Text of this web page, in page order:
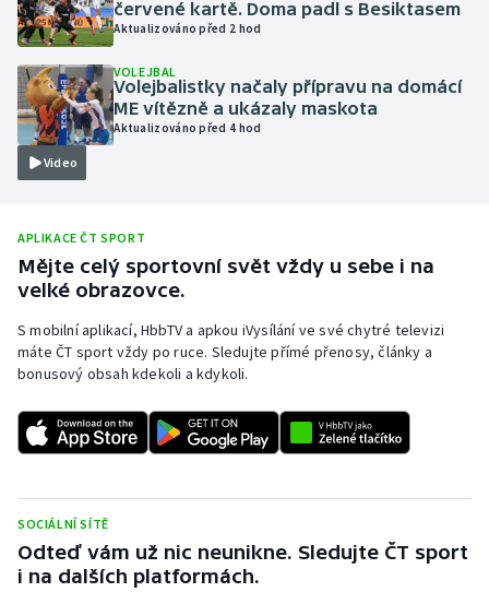
Parasport
Plavání
Ragby
Rychlobruslení
Rychlostní kanoistika
Short track
Stolní tenis
Triatlon
červené kartě. Doma padl s Besiktasem
Aktualizováno před 2 hod
Video
VOLEJBAL
Volejbalistky načaly přípravu na domácí
ME vítězně a ukázaly maskota
Aktualizováno před 4 hod
APLIKACE ČT SPORT
Mějte celý sportovní svět vždy u sebe i na
velké obrazovce.
S mobilní aplikací, HbbTV a apkou iVysílání ve své chytré televizi
máte ČT sport vždy po ruce. Sledujte přímé přenosy, články a
bonusový obsah kdekoli a kdykoli.
SOCIÁLNÍ SÍTĚ
Odteď vám už nic neunikne. Sledujte ČT sport
i na dalších platformách.